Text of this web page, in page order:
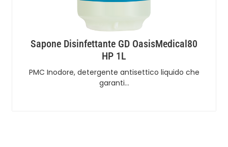
Sapone Disinfettante GD OasisMedical80
HP 1L
PMC Inodore, detergente antisettico liquido che
garanti…